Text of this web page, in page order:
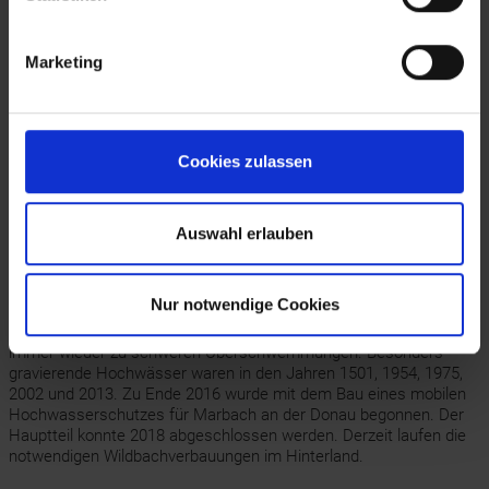
Marketing
Cookies zulassen
Auswahl erlauben
Nur notwendige Cookies
gegenüberliegenden Krummnussbaum hielt. 1903 wurde diese zur
neue Rollfähre gekauft. Ihr Betrieb musste wegen des 1982
fertiggestellten Kraftwerks Melk eingestellt werden. In der Folge
Übersetzen. Mit dem Bau der Donaubrücke Pöchlarn 2003 war
auch diese obsolet geworden. Jetzt dient die MS Marbach als
Den direkten Bahnanschluss erhielt Marbach kurz vor Ausbruch
des Ersten Weltkrieges durch den Bau der Donauuferbahn. 1926
wurde der elektrische Strom in den Ort eingeleitet. Eine über die
Erlauftal E-Werk. 1971 schlossen sich die Gemeinden Marbach,
Krummnußbaum und Auratsberg zu einer Gemeinde zusammen.
Die Lage an der Donau und zwischen den beiden Bächen führte
immer wieder zu schweren Überschwemmungen. Besonders
gravierende Hochwässer waren in den Jahren 1501, 1954, 1975,
2002 und 2013. Zu Ende 2016 wurde mit dem Bau eines mobilen
Hochwasserschutzes für Marbach an der Donau begonnen. Der
Hauptteil konnte 2018 abgeschlossen werden. Derzeit laufen die
notwendigen Wildbachverbauungen im Hinterland.